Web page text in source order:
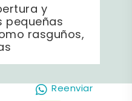
y
pequeñas
rasguños,
Reenviar